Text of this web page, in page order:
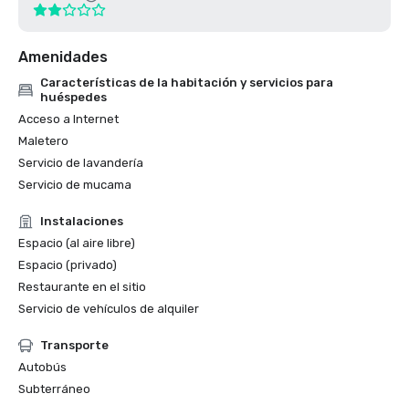
Amenidades
Características de la habitación y servicios para
huéspedes
Acceso a Internet
Maletero
Servicio de lavandería
Servicio de mucama
Instalaciones
Espacio (al aire libre)
Espacio (privado)
Restaurante en el sitio
Servicio de vehículos de alquiler
Transporte
Autobús
Subterráneo